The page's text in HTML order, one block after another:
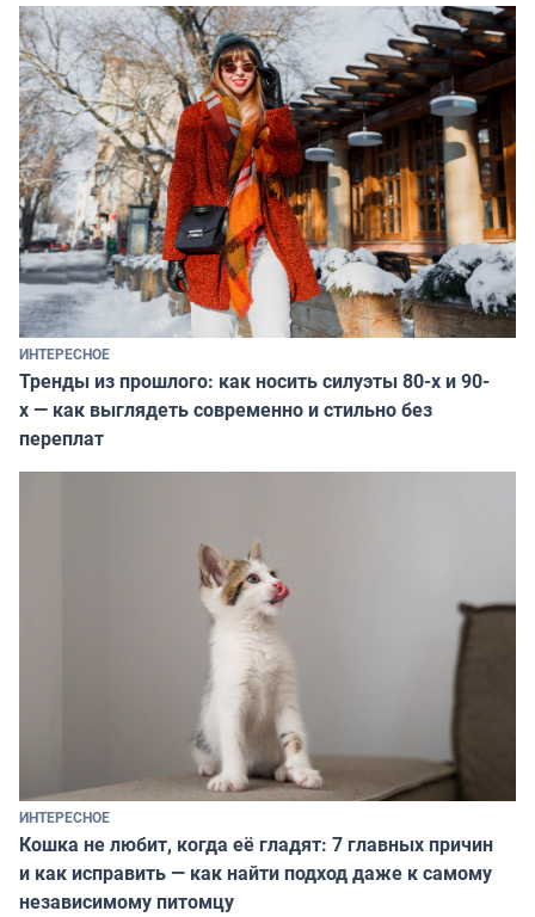
ИНТЕРЕСНОЕ
Тренды из прошлого: как носить силуэты 80-х и 90-
х — как выглядеть современно и стильно без
переплат
ИНТЕРЕСНОЕ
Кошка не любит, когда её гладят: 7 главных причин
и как исправить — как найти подход даже к самому
независимому питомцу